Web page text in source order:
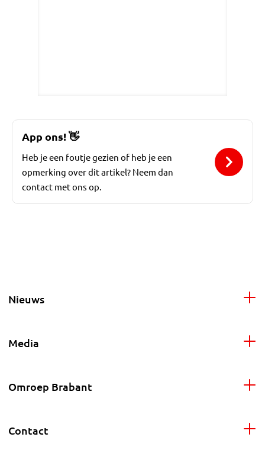
App ons!👋
Heb je een foutje gezien of heb je een
opmerking over dit artikel? Neem dan
contact met ons op.
Nieuws
Media
Omroep Brabant
Contact